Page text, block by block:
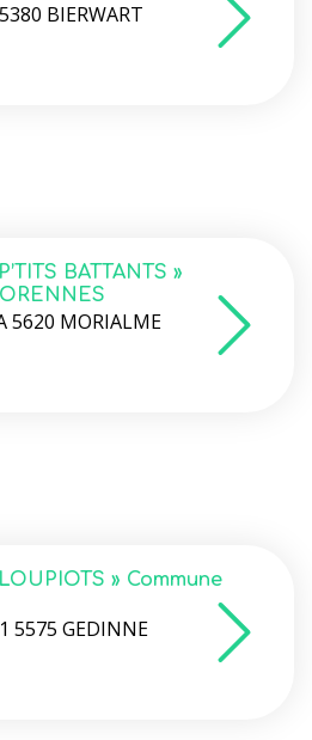
BIERWART
BATTANTS »
5620 MORIALME
» Commune
5575 GEDINNE